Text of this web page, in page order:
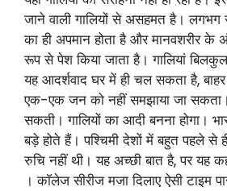
जाने वाली गालियों से असहमत है। लगभग
का ही अपमान होता है और मानवशरीर
रूप से पेश किया जाता है। गालियां बिलकुल
यह आदर्शवाद घर में ही चल सकता है,
एक-एक जन को नहीं समझाया जा सकता।
सकती। गालियों का आदी बनना होगा।
बड़े होते हैं। पश्चिमी देशों में बहुत पहले से
रुचि नहीं थी। यह अच्छी बात है, पर यह
। काॅलेज सीरीज मजा दिलाए ऐसी टाइम